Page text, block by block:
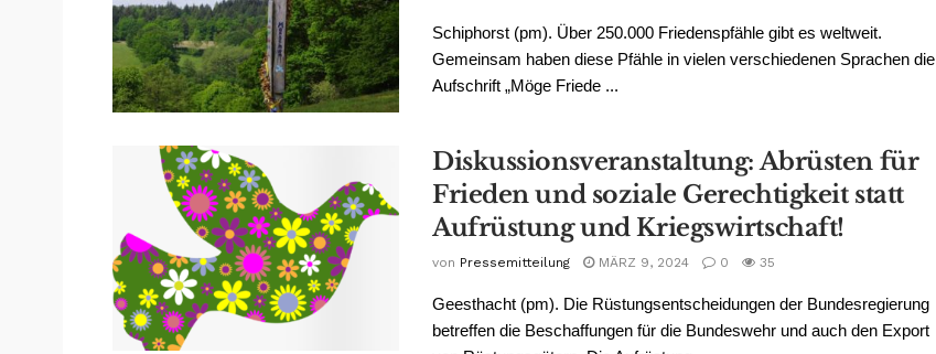
Schiphorst (pm). Über 250.000 Friedenspfähle gibt es weltweit.
Gemeinsam haben diese Pfähle in vielen verschiedenen Sprachen die
Aufschrift „Möge Friede ...
Diskussionsveranstaltung: Abrüsten für
Frieden und soziale Gerechtigkeit statt
Aufrüstung und Kriegswirtschaft!
von Pressemitteilung MÄRZ 9, 2024 0 35
Geesthacht (pm). Die Rüstungsentscheidungen der Bundesregierung
betreffen die Beschaffungen für die Bundeswehr und auch den Export